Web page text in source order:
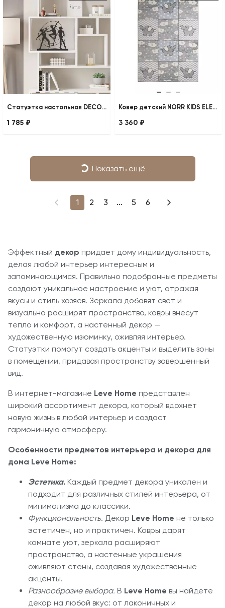
Статуэтка настольная DECORATIVE OBJECT POSE BLACK
1 785 ₽
Ковер детский NORR KIDS ELEPHANTS
3 360 ₽
Показать ещё
1 2 3 ... 5 6
Эффектный декор придает дому индивидуальность,
делая любой интерьер интересным и
запоминающимся. Правильно подобранные предметы
создают уникальное настроение и уют, отражая
вкусы и стиль хозяев. Зеркала добавят свет и
визуально расширят пространство, ковры внесут
тепло и комфорт, а настенный декор —
художественную изюминку, оживляя интерьер.
Статуэтки помогут создать акценты и выделить зоны
в помещении, придавая пространству завершенный
вид.
В интернет-магазине Leve Home представлен
широкий ассортимент декора, который вдохнет
новую жизнь в любой интерьер и создаст
гармоничную атмосферу.
Особенности предметов интерьера и декора для
дома Leve Home:
Эстетика. Каждый предмет декора уникален и
подходит для различных стилей интерьера, от
минимализма до классики.
Функциональность. Декор Leve Home не только
эстетичен, но и практичен. Ковры дарят
комнате уют, зеркала расширяют
пространство, а настенные украшения
оживляют стены, создавая художественные
акценты.
Разнообразие выбора. В Leve Home вы найдете
декор на любой вкус: от лаконичных и